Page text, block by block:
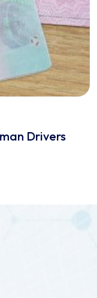
Drivers